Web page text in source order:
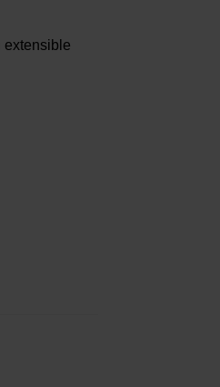
extensible